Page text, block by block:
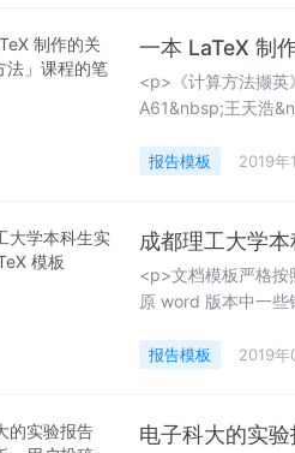
一本 LaTeX 制
<p>《计算方法撷英
A61&nbsp;王天浩
动化钱 71&nbsp;
报告模板 2019年
成都理工大学
<p>文档模板严格按
原 word 版本中一些
细学习的读者可以
报告模板 2019年
电子科大的实